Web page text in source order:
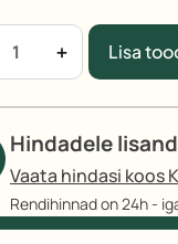
Riidestange
+ Lisa
Hindadele
Vaata hindasi koos
Rendihinnad on 24h -